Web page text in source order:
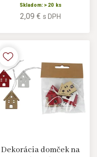
Skladom: > 20 ks
2,09 €s DPH
Dekorácia domček na